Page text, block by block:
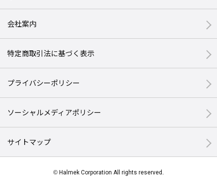
会社案内
特定商取引法に基づく表示
プライバシーポリシー
ソーシャルメディアポリシー
サイトマップ
© Halmek Corporation All rights reserved.